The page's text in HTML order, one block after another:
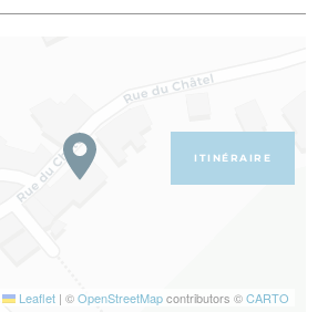
Leaflet | ©OpenStreetMapcontributors ©CARTO
ITINÉRAIRE